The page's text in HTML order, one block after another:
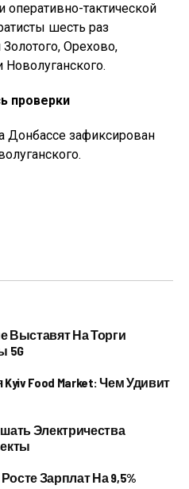
оперативно-тактической
шесть раз
Орехово,
Новолуганского.
проверки
Донбассе зафиксирован
Выставят На Торги
5G
Food Market: Чем Удивит
Электричества
Зарплат На 9,5%